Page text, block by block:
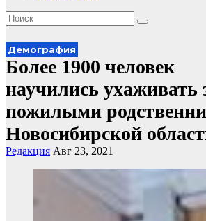
Демография
Более 1900 человек
научились ухаживать
пожилыми
Новосибирской
Редакция Авг 23, 2021